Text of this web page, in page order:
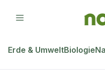
Erde & UmweltBiologie